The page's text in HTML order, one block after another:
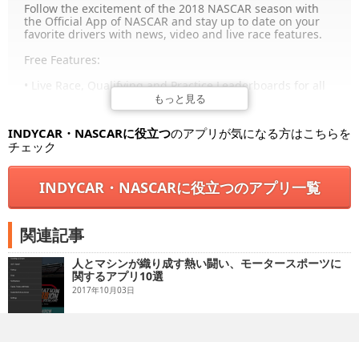
もっと見る
Follow the excitement of the 2018 NASCAR season with
the Official App of NASCAR and stay up to date on your
favorite drivers with news, video and live race features.
Free Features:
• Live Race, Qualifying and Practice Leaderboards for all
• Live In-Car Driver Cameras for Monster Energy NASCAR
Cup and Xfinity Series
• Live race broadcast radio for all NASCAR Series
• Access to in-race highlights for all NASCAR Series
• Exclusive news and video content
• Customized notifications including series specific alerts
Premium Live Features (Subscription Required):
No Ads or Commercials
Live Customized Leaderboards
• Customizable leaderboards with exclusive data points
to follow your favorite drivers
INDYCAR・NASCARに役立つのアプリが気になる方はこちらを
チェック
INDYCAR・NASCARに役立つのアプリ一覧
関連記事
人とマシンが織り成す熱い闘い、モータースポーツに
関するアプリ10選
2017年10月03日